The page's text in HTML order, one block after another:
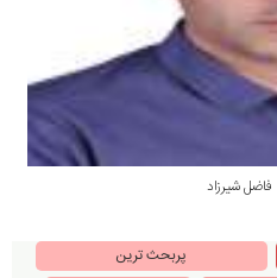
فاضل شیرزاد
پربحث ترین